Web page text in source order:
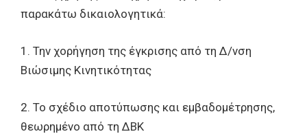
παρακάτω δικαιολογητικά:
1. Την χορήγηση της έγκρισης από τη Δ/νση
Βιώσιμης Κινητικότητας
2. Το σχέδιο αποτύπωσης και εμβαδομέτρησης,
θεωρημένο από τη ΔΒΚ